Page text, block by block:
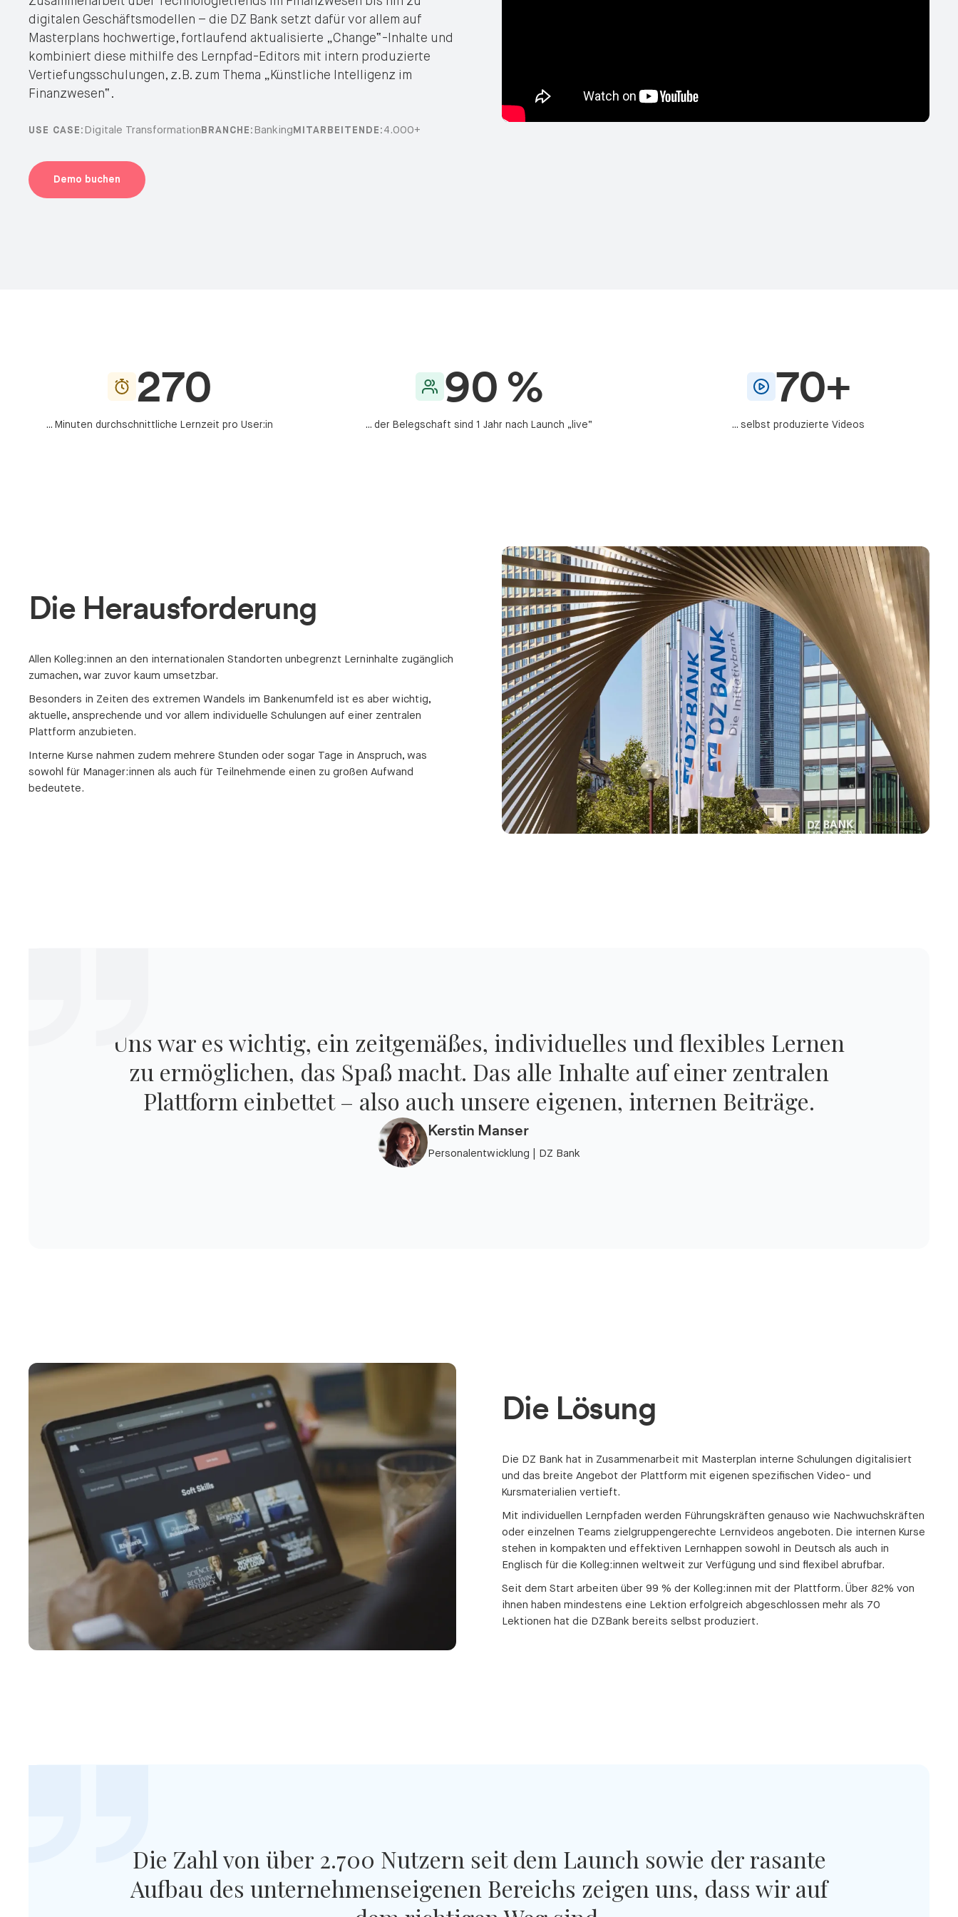
digitalen Geschäftsmodellen – die DZ Bank setzt dafür vor allem auf
Masterplans hochwertige, fortlaufend aktualisierte „Change“-Inhalte und
kombiniert diese mithilfe des Lernpfad-Editors mit intern produzierte
Vertiefungsschulungen, z.B. zum Thema „Künstliche Intelligenz im
Finanzwesen“.
USE CASE: Digitale Transformation BRANCHE: Banking MITARBEITENDE: 4.000+
Demo buchen
270
... Minuten durchschnittliche Lernzeit pro User:in
90 %
... der Belegschaft sind 1 Jahr nach Launch „live“
70+
... selbst produzierte Videos
Die Herausforderung
Allen Kolleg:innen an den internationalen Standorten unbegrenzt Lerninhalte zugänglich
zumachen, war zuvor kaum umsetzbar.
Besonders in Zeiten des extremen Wandels im Bankenumfeld ist es aber wichtig,
aktuelle, ansprechende und vor allem individuelle Schulungen auf einer zentralen
Plattform anzubieten.
Interne Kurse nahmen zudem mehrere Stunden oder sogar Tage in Anspruch, was
sowohl für Manager:innen als auch für Teilnehmende einen zu großen Aufwand
bedeutete.
Uns war es wichtig, ein zeitgemäßes, individuelles und flexibles Lernen
zu ermöglichen, das Spaß macht. Das alle Inhalte auf einer zentralen
Plattform einbettet – also auch unsere eigenen, internen Beiträge.
Kerstin Manser
Personalentwicklung | DZ Bank
Die Lösung
Die DZ Bank hat in Zusammenarbeit mit Masterplan interne Schulungen digitalisiert
und das breite Angebot der Plattform mit eigenen spezifischen Video- und
Kursmaterialien vertieft.
Mit individuellen Lernpfaden werden Führungskräften genauso wie Nachwuchskräften
oder einzelnen Teams zielgruppengerechte Lernvideos angeboten. Die internen Kurse
stehen in kompakten und effektiven Lernhappen sowohl in Deutsch als auch in
Englisch für die Kolleg:innen weltweit zur Verfügung und sind flexibel abrufbar.
Seit dem Start arbeiten über 99 % der Kolleg:innen mit der Plattform. Über 82% von
ihnen haben mindestens eine Lektion erfolgreich abgeschlossen mehr als 70
Lektionen hat die DZBank bereits selbst produziert.
Die Zahl von über 2.700 Nutzern seit dem Launch sowie der rasante
Aufbau des unternehmenseigenen Bereichs zeigen uns, dass wir auf